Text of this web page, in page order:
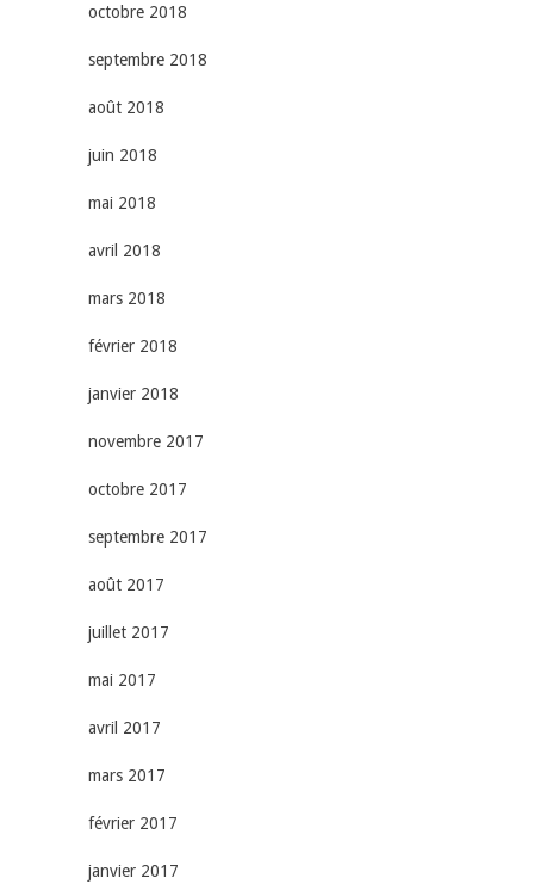
octobre 2018
septembre 2018
août 2018
juin 2018
mai 2018
avril 2018
mars 2018
février 2018
janvier 2018
novembre 2017
octobre 2017
septembre 2017
août 2017
juillet 2017
mai 2017
avril 2017
mars 2017
février 2017
janvier 2017